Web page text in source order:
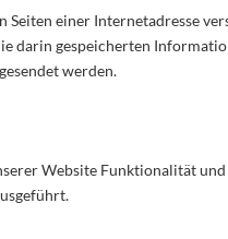
Seiten einer Internetadresse
darin gespeicherten
werden.
Website Funktionalität